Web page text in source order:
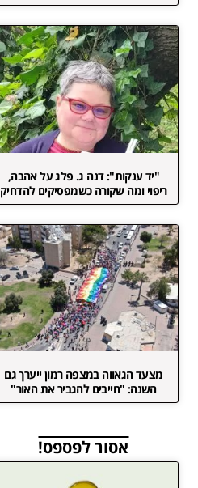
"יד ענקות": דנה ג. פלג על אהבה,
ריפוי ומה שקורה כשמפסיקים להדחיק
מצעד הגאווה במצפה רמון ייערך גם
השנה: "חייבים להגביר את האור"
אסור לפספס!